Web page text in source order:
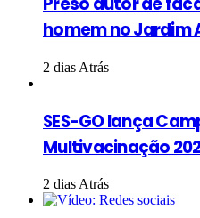
homem no Jardim
2 dias Atrás
SES-GO lança
Multivacinação
2 dias Atrás